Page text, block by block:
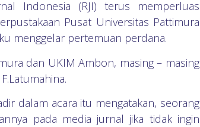
Indonesia (RJI) terus memperluas
Pusat Universitas Pattimura
menggelar pertemuan perdana.
dan UKIM Ambon, masing – masing
dalam acara itu mengatakan, seorang
pada media jurnal jika tidak ingin